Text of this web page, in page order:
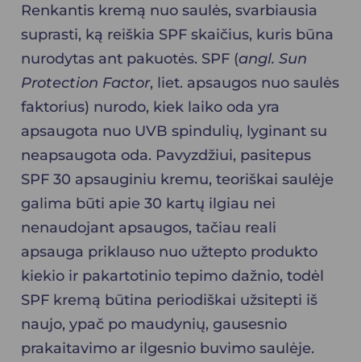
Renkantis kremą nuo saulės, svarbiausia
suprasti, ką reiškia SPF skaičius, kuris būna
nurodytas ant pakuotės. SPF (angl. Sun
Protection Factor, liet. apsaugos nuo saulės
faktorius) nurodo, kiek laiko oda yra
apsaugota nuo UVB spindulių, lyginant su
neapsaugota oda. Pavyzdžiui, pasitepus
SPF 30 apsauginiu kremu, teoriškai saulėje
galima būti apie 30 kartų ilgiau nei
nenaudojant apsaugos, tačiau reali
apsauga priklauso nuo užtepto produkto
kiekio ir pakartotinio tepimo dažnio, todėl
SPF kremą būtina periodiškai užsitepti iš
naujo, ypač po maudynių, gausesnio
prakaitavimo ar ilgesnio buvimo saulėje.